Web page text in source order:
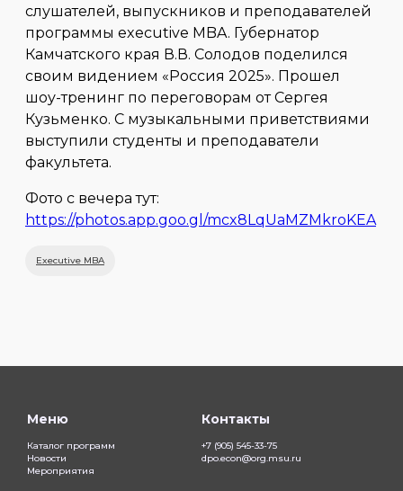
слушателей, выпускников и преподавателей
программы executive MBA. Губернатор
Камчатского края В.В. Солодов поделился
своим видением «Россия 2025». Прошел
шоу-тренинг по переговорам от Сергея
Кузьменко. С музыкальными приветствиями
выступили студенты и преподаватели
факультета.
Фото с вечера тут:
https://photos.app.goo.gl/mcx8LqUaMZMkroKEA
Executive MBA
Контакты
+7 (905) 545-33-75
dpo.econ@org.msu.ru
Меню
Каталог программ
Новости
Мероприятия